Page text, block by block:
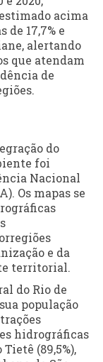
acima
de 17,7% e
alertando
que atendam
de
do
foi
Nacional
Os mapas se
e da
territorial.
do Rio de
população
hidrográficas
(89,5%),